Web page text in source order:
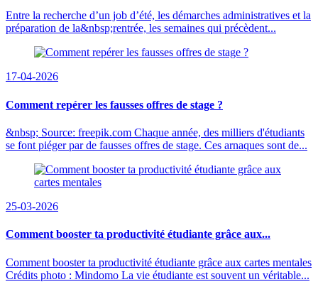
Entre la recherche d’un job d’été, les démarches administratives et la
préparation de la&nbsp;rentrée, les semaines qui précèdent...
17-04-2026
Comment repérer les fausses offres de stage ?
&nbsp; Source: freepik.com Chaque année, des milliers d'étudiants
se font piéger par de fausses offres de stage. Ces arnaques sont de...
25-03-2026
Comment booster ta productivité étudiante grâce aux...
Comment booster ta productivité étudiante grâce aux cartes mentales
Crédits photo : Mindomo La vie étudiante est souvent un véritable...